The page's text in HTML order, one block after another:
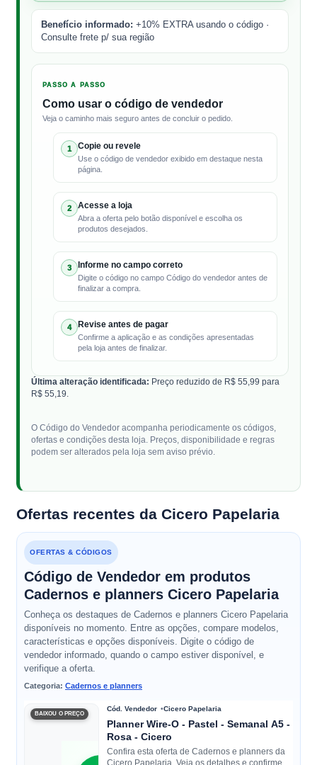
Benefício informado: +10% EXTRA usando o código ·
Consulte frete p/ sua região
PASSO A PASSO
Como usar o código de vendedor
Veja o caminho mais seguro antes de concluir o pedido.
1
Copie ou revele
Use o código de vendedor exibido em destaque nesta
página.
2
Acesse a loja
Abra a oferta pelo botão disponível e escolha os
produtos desejados.
3
Informe no campo correto
Digite o código no campo Código do vendedor antes de
finalizar a compra.
4
Revise antes de pagar
Confirme a aplicação e as condições apresentadas
pela loja antes de finalizar.
Última alteração identificada: Preço reduzido de R$ 55,99 para
R$ 55,19.
O Código do Vendedor acompanha periodicamente os códigos,
ofertas e condições desta loja. Preços, disponibilidade e regras
podem ser alterados pela loja sem aviso prévio.
Ofertas recentes da Cicero Papelaria
OFERTAS & CÓDIGOS
Código de Vendedor em produtos
Cadernos e planners Cicero Papelaria
Conheça os destaques de Cadernos e planners Cicero Papelaria
disponíveis no momento. Entre as opções, compare modelos,
características e opções disponíveis. Digite o código de
vendedor informado, quando o campo estiver disponível, e
verifique a oferta.
Categoria: Cadernos e planners
BAIXOU O PREÇO
Cód. Vendedor Cicero Papelaria
Planner Wire-O - Pastel - Semanal A5 -
Rosa - Cicero
Confira esta oferta de Cadernos e planners da
Cicero Papelaria. Veja os detalhes e confirme